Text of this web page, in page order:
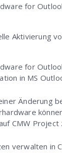
for
Aktivierung
for
in MS
Änderung
CMW Project
verwalten in